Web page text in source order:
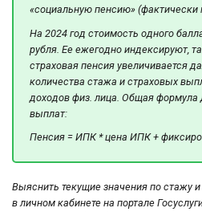
«социальную пенсию» (фактически
На 2024 год стоимость одного
рубля. Ее ежегодно индексируют,
страховая пенсия увеличивается
количества стажа и страховых
доходов физ. лица. Общая формула
выплат:
Пенсия = ИПК * цена ИПК +
Выяснить текущие значения по стажу
в личном кабинете на портале